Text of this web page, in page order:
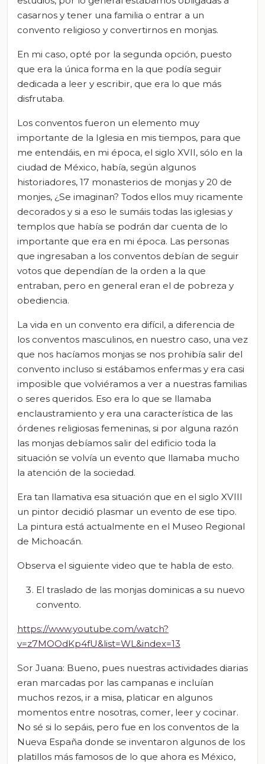
casarnos y tener una familia o entrar a un
convento religioso y convertirnos en monjas.
En mi caso, opté por la segunda opción, puesto
que era la única forma en la que podía seguir
dedicada a leer y escribir, que era lo que más
disfrutaba.
Los conventos fueron un elemento muy
importante de la Iglesia en mis tiempos, para que
me entendáis, en mi época, el siglo XVII, sólo en la
ciudad de México, había, según algunos
historiadores, 17 monasterios de monjas y 20 de
monjes, ¿Se imaginan? Todos ellos muy ricamente
decorados y si a eso le sumáis todas las iglesias y
templos que había se podrán dar cuenta de lo
importante que era en mi época. Las personas
que ingresaban a los conventos debían de seguir
votos que dependían de la orden a la que
entraban, pero en general eran el de pobreza y
obediencia.
La vida en un convento era difícil, a diferencia de
los conventos masculinos, en nuestro caso, una vez
que nos hacíamos monjas se nos prohibía salir del
convento incluso si estábamos enfermas y era casi
imposible que volviéramos a ver a nuestras familias
o seres queridos. Eso era lo que se llamaba
enclaustramiento y era una característica de las
órdenes religiosas femeninas, si por alguna razón
las monjas debíamos salir del edificio toda la
situación se volvía un evento que llamaba mucho
la atención de la sociedad.
Era tan llamativa esa situación que en el siglo XVIII
un pintor decidió plasmar un evento de ese tipo.
La pintura está actualmente en el Museo Regional
de Michoacán.
Observa el siguiente video que te habla de esto.
El traslado de las monjas dominicas a su nuevo
convento.
https://www.youtube.com/watch?
v=z7MOOdKp4fU&list=WL&index=13
Sor Juana: Bueno, pues nuestras actividades diarias
eran marcadas por las campanas e incluían
muchos rezos, ir a misa, platicar en algunos
momentos entre nosotras, comer, leer y cocinar.
No sé si lo sepáis, pero fue en los conventos de la
Nueva España donde se inventaron algunos de los
platillos más famosos de lo que ahora es México,